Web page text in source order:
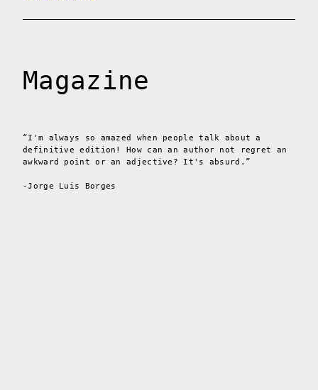
Magazine
“I'm always so amazed when people talk about a
definitive edition! How can an author not regret an
awkward point or an adjective? It's absurd.”
-Jorge Luis Borges